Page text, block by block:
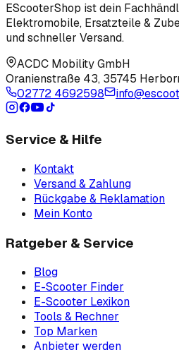
EScooterShop ist dein
Elektromobile, Ersatzteile &
und schneller Versand.
ACDC Mobility GmbH
Oranienstraße 43, 35745
02772 4692598
Service & Hilfe
Kontakt
Versand & Zahlung
Rückgabe & Reklamation
Mein Konto
Ratgeber & Service
Blog
E-Scooter Finder
E-Scooter Lexikon
Tools & Rechner
Top Marken
Anbieter werden